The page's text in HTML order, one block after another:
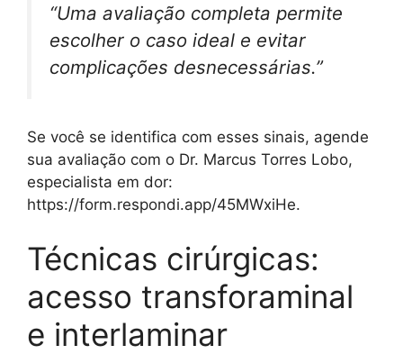
“Uma avaliação completa permite
escolher o caso ideal e evitar
complicações desnecessárias.”
Se você se identifica com esses sinais, agende
sua avaliação com o Dr. Marcus Torres Lobo,
especialista em dor:
https://form.respondi.app/45MWxiHe.
Técnicas cirúrgicas:
acesso transforaminal
e interlaminar